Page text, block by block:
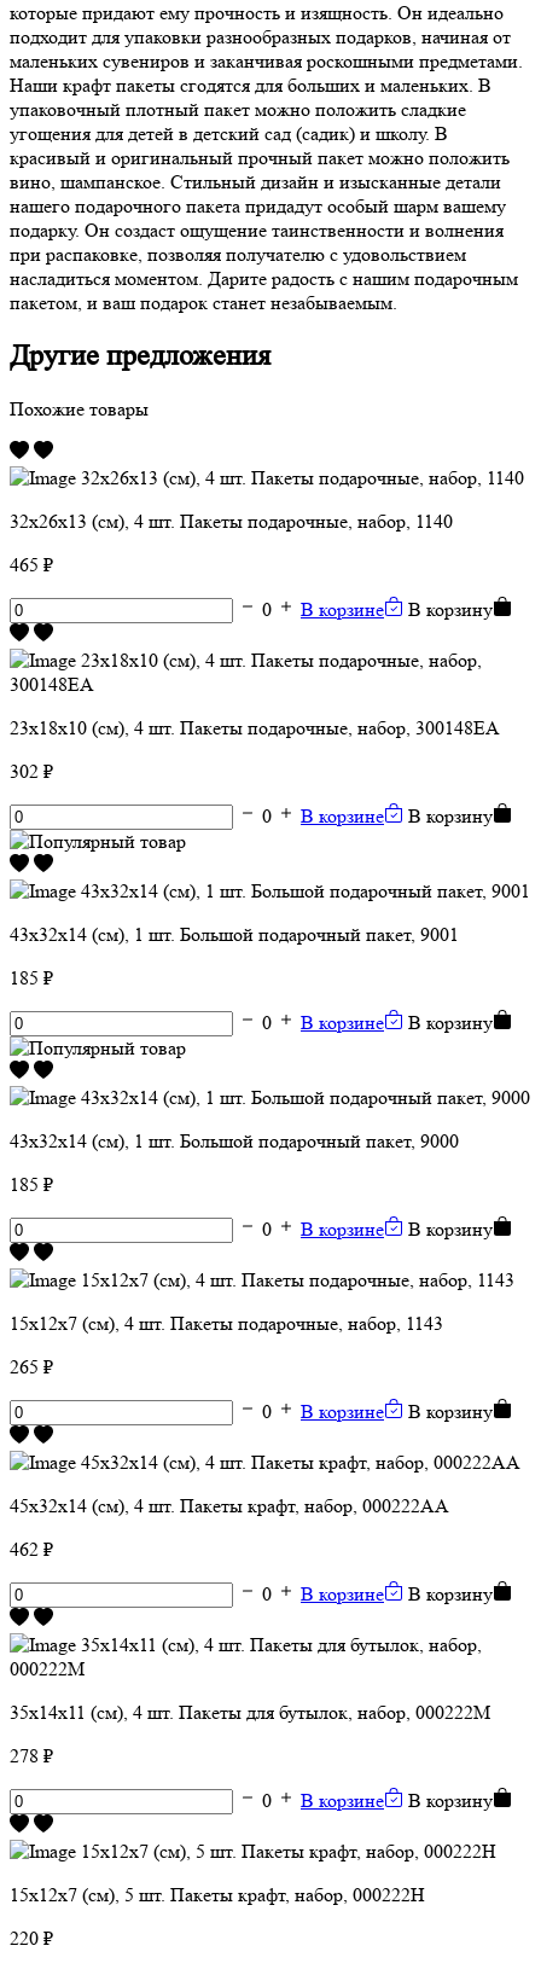
которые придают ему прочность и изящность. Он идеально
подходит для упаковки разнообразных подарков, начиная от
маленьких сувениров и заканчивая роскошными предметами.
Наши крафт пакеты сгодятся для больших и маленьких. В
упаковочный плотный пакет можно положить сладкие
угощения для детей в детский сад (садик) и школу. В
красивый и оригинальный прочный пакет можно положить
вино, шампанское. Стильный дизайн и изысканные детали
нашего подарочного пакета придадут особый шарм вашему
подарку. Он создаст ощущение таинственности и волнения
при распаковке, позволяя получателю с удовольствием
насладиться моментом. Дарите радость с нашим подарочным
пакетом, и ваш подарок станет незабываемым.
Другие предложения
Похожие товары
32х26х13 (см), 4 шт. Пакеты подарочные, набор, 1140
465 ₽
0
В корзине В корзину
23х18х10 (см), 4 шт. Пакеты подарочные, набор, 300148ЕА
302 ₽
0
В корзине В корзину
43х32х14 (см), 1 шт. Большой подарочный пакет, 9001
185 ₽
0
В корзине В корзину
43х32х14 (см), 1 шт. Большой подарочный пакет, 9000
185 ₽
0
В корзине В корзину
15х12х7 (см), 4 шт. Пакеты подарочные, набор, 1143
265 ₽
0
В корзине В корзину
45х32х14 (см), 4 шт. Пакеты крафт, набор, 000222АА
462 ₽
0
В корзине В корзину
35х14х11 (см), 4 шт. Пакеты для бутылок, набор, 000222M
278 ₽
0
В корзине В корзину
15х12х7 (см), 5 шт. Пакеты крафт, набор, 000222H
220 ₽